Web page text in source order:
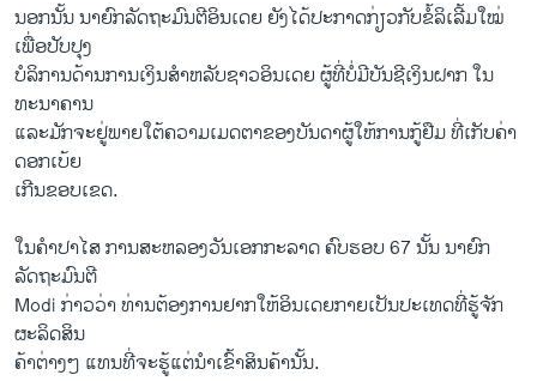
ນອກນັ້ນ ນາຍົກລັດຖະມົນຕີອິນເດຍ ຍັງ​ໄດ້​ປະກາດກ່ຽວກັບຂໍ້ລິເລີ້ມໃໝ່​
ເພື່ອ​ປັບປຸງ
ບໍລິການ​ດ້ານ​ການ​ເງິນ​ສຳຫລັບ​ຊາວ​ອິນ​ເດ​ຍ ຜູ້​ທີ່​ບໍ່​ມີ​ບັນຊີ​ເງິນຝາກ ໃນ
ທະນາຄານ
​ແລະ​ມັກ​ຈະ​ຢູ່​ພາຍ​ໃຕ້​ຄວາມ​ເມດຕາຂອງບັນດາ​ຜູ້ໃຫ້ການກູ້​ຢືມ ທີ່​ເກັບ​ຄ່າ​
ດອກ​ເບ້ຍ
ເກີນ​ຂອບເຂດ.
​ໃນ​ຄຳ​ປາໄສ ການ​ສະຫລອງວັນເອກກະລາດ ຄົບຮອບ 67 ນັ້ນ ນາຍົກ
ລັດຖະມົນຕີ
Modi ກ່າວ​ວ່າ ທ່ານ​ຕ້ອ​ງການຢາກໃຫ້​ອິນ​ເດຍກາຍເປັນ​ປະ​ເທດ​ທີ່​ຮູ້​ຈັກ
ຜະລິດສິນ
ຄ້າຕ່າງໆ ແທນ​ທີ່ຈະຮູ້ແຕ່ນຳເຂົ້າ​ສິນຄ້ານັ້ນ.